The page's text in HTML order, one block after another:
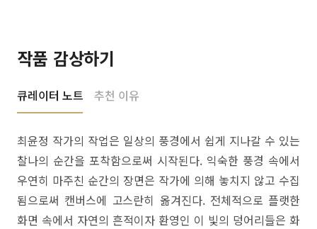
작품 감상하기
큐레이터 노트 추천 이유
최윤정 작가의 작업은 일상의 풍경에서 쉽게 지나갈 수 있는
찰나의 순간을 포착함으로써 시작된다. 익숙한 풍경 속에서
우연히 마주친 순간의 장면은 작가에 의해 놓치지 않고 수집
됨으로써 캔버스에 고스란히 옮겨진다. 전체적으로 플랫한
화면 속에서 자연의 흔적이자 환영인 이 빛의 덩어리들은 화